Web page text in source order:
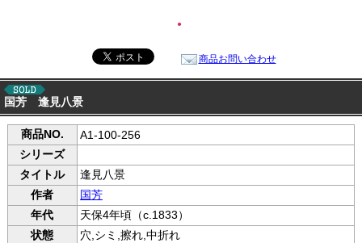
●
商品お問い合わせ
国芳 逢見八景
商品NO.
A1-100-256
シリーズ
タイトル
逢見八景
作者
国芳
年代
天保4年頃（c.1833）
状態
穴,シミ,擦れ,中折れ